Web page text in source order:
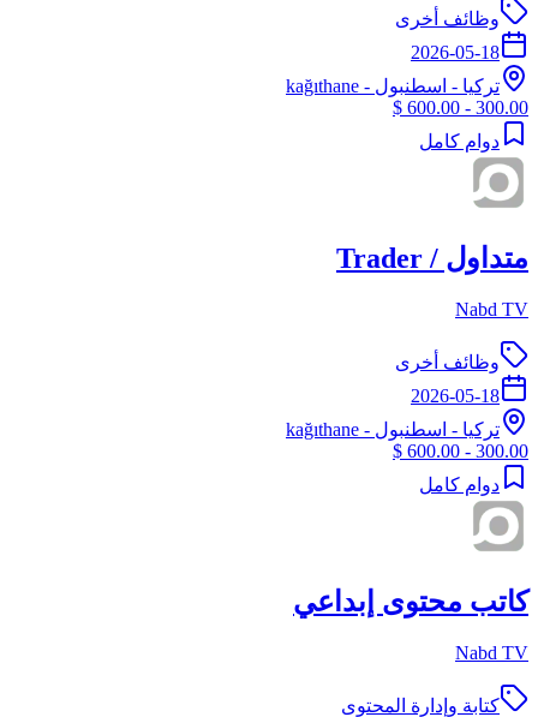
وظائف أخرى
2026-05-18
تركيا - اسطنبول - kağıthane
300.00 - 600.00 $
دوام كامل
متداول / Trader
Nabd TV
وظائف أخرى
2026-05-18
تركيا - اسطنبول - kağıthane
300.00 - 600.00 $
دوام كامل
كاتب محتوى إبداعي
Nabd TV
كتابة وإدارة المحتوى